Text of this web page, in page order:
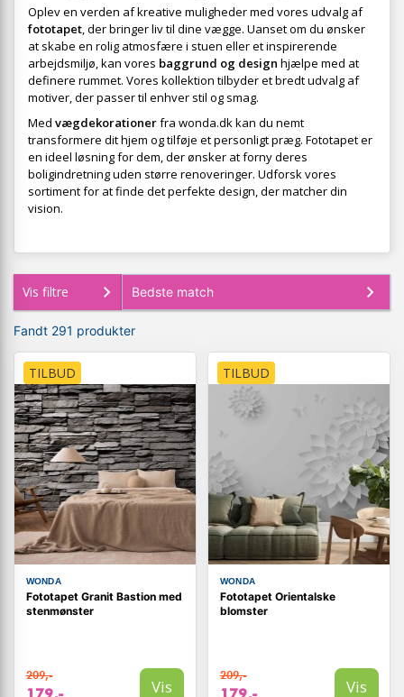
Oplev en verden af kreative muligheder med vores udvalg af
fototapet, der bringer liv til dine vægge. Uanset om du ønsker
at skabe en rolig atmosfære i stuen eller et inspirerende
arbejdsmiljø, kan vores baggrund og design hjælpe med at
definere rummet. Vores kollektion tilbyder et bredt udvalg af
motiver, der passer til enhver stil og smag.
Med vægdekorationerfra wonda.dk kan du nemt
transformere dit hjem og tilføje et personligt præg. Fototapet er
en ideel løsning for dem, der ønsker at forny deres
boligindretning uden større renoveringer. Udforsk vores
sortiment for at finde det perfekte design, der matcher din
vision.
Vis filtre
Fandt 291 produkter
TILBUD
WONDA
Fototapet Granit Bastion med
stenmønster
209,-
Vis
TILBUD
WONDA
Fototapet Orientalske
blomster
209,-
Vis